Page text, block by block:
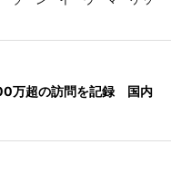
万超の訪問を記録 国内